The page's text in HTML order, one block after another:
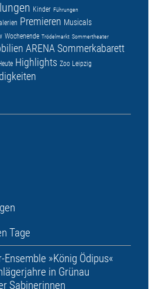
Kinder Führungen
Premieren Musicals
Wochenende Trödelmarkt Sommertheater
ARENA Sommerkabarett
Highlights Zoo Leipzig
Tage
»König Ödipus«
in Grünau
Sabinerinnen